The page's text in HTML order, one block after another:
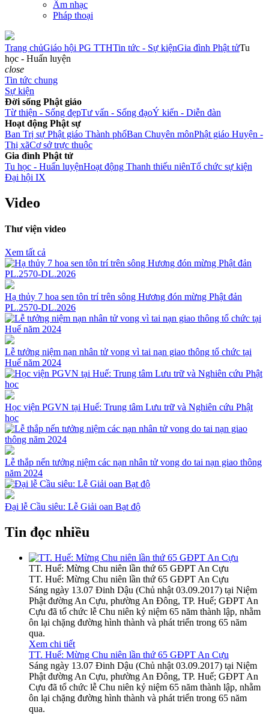
Âm nhạc
Pháp thoại
Trang chủGiáo hội PG TTHTin tức - Sự kiệnGia đình Phật tửTu
học - Huấn luyện
close
Tin tức chung
Sự kiện
Đời sống Phật giáo
Từ thiện - Sống đẹpTư vấn - Sống đạoÝ kiến - Diễn đàn
Hoạt động Phật sự
Ban Trị sự Phật giáo Thành phốBan Chuyên mônPhật giáo Huyện -
Thị xãCơ sở trực thuộc
Gia đình Phật tử
Tu học - Huấn luyệnHoạt động Thanh thiếu niênTổ chức sự kiện
Đại hội IX
Video
Thư viện video
Xem tất cả
Hạ thủy 7 hoa sen tôn trí trên sông Hương đón mừng Phật đản
PL.2570-DL.2026
Lễ tưởng niệm nạn nhân tử vong vì tai nạn giao thông tổ chức tại
Huế năm 2024
Học viện PGVN tại Huế: Trung tâm Lưu trữ và Nghiên cứu Phật
học
Lễ thắp nến tưởng niệm các nạn nhân tử vong do tai nạn giao thông
năm 2024
Đại lễ Cầu siêu: Lễ Giải oan Bạt độ
Tin đọc nhiều
TT. Huế: Mừng Chu niên lần thứ 65 GĐPT An Cựu
TT. Huế: Mừng Chu niên lần thứ 65 GĐPT An Cựu
Sáng ngày 13.07 Đinh Dậu (Chủ nhật 03.09.2017) tại Niệm
Phật đường An Cựu, phường An Đông, TP. Huế; GĐPT An
Cựu đã tổ chức lễ Chu niên kỷ niệm 65 năm thành lập, nhằm
ôn lại chặng đường hình thành và phát triển trong 65 năm
qua.
Xem chi tiết
TT. Huế: Mừng Chu niên lần thứ 65 GĐPT An Cựu
Sáng ngày 13.07 Đinh Dậu (Chủ nhật 03.09.2017) tại Niệm
Phật đường An Cựu, phường An Đông, TP. Huế; GĐPT An
Cựu đã tổ chức lễ Chu niên kỷ niệm 65 năm thành lập, nhằm
ôn lại chặng đường hình thành và phát triển trong 65 năm
qua.